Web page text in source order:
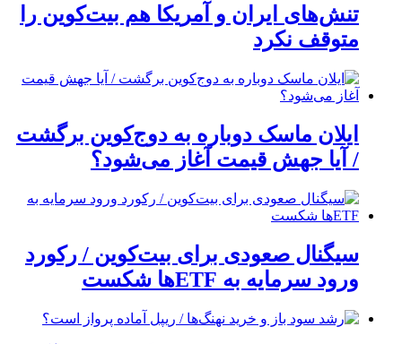
تنش‌های ایران و آمریکا هم بیت‌کوین را
متوقف نکرد
ایلان ماسک دوباره به دوج‌کوین برگشت
/ آیا جهش قیمت آغاز می‌شود؟
سیگنال صعودی برای بیت‌کوین / رکورد
ورود سرمایه به ETFها شکست